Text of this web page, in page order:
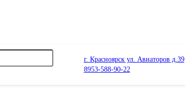
г. Красноярск ул. Авиаторов д.39
8953-588-90-22